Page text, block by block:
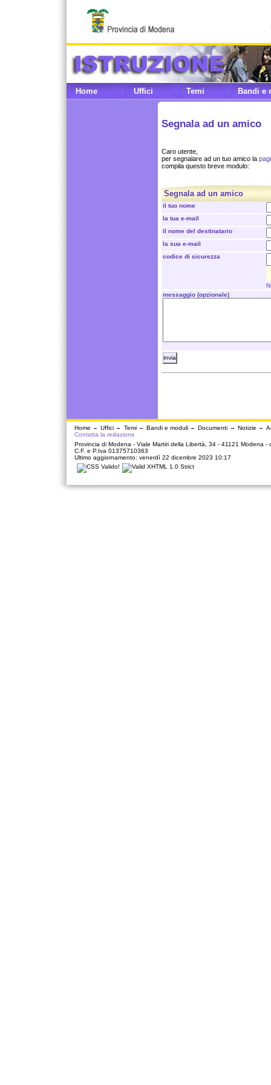
Home Uffici Temi Bandi e
Segnala ad un amico
Caro utente,
per segnalare ad un tuo amico la
compila questo breve modulo:
Segnala ad un amico
il tuo nome
la tua e-mail
il nome del destinatario
la sua e-mail
codice di sicurezza
messaggio (opzionale)
Home Uffici Temi Bandi e moduli Documenti Notizie
Contatta la redazione
Provincia di Modena - Viale Martiri della Libertà, 34 - 41121 Modena -
C.F. e P.Iva 01375710363
Ultimo aggiornamento: venerdì 22 dicembre 2023 10:17